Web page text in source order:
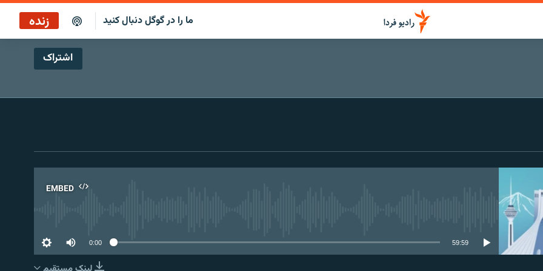
ما را در گوگل دنبال کنید زنده
پخش آنلاین
اشتراک
EMBED
0:00 59:59